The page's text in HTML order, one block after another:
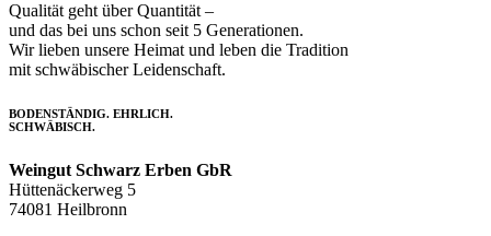
Qualität geht über Quantität –
und das bei uns schon seit 5 Generationen.
Wir lieben unsere Heimat und leben die Tradition
mit schwäbischer Leidenschaft.
BODENSTÄNDIG. EHRLICH.
SCHWÄBISCH.
Weingut Schwarz Erben GbR
Hüttenäckerweg 5
74081 Heilbronn